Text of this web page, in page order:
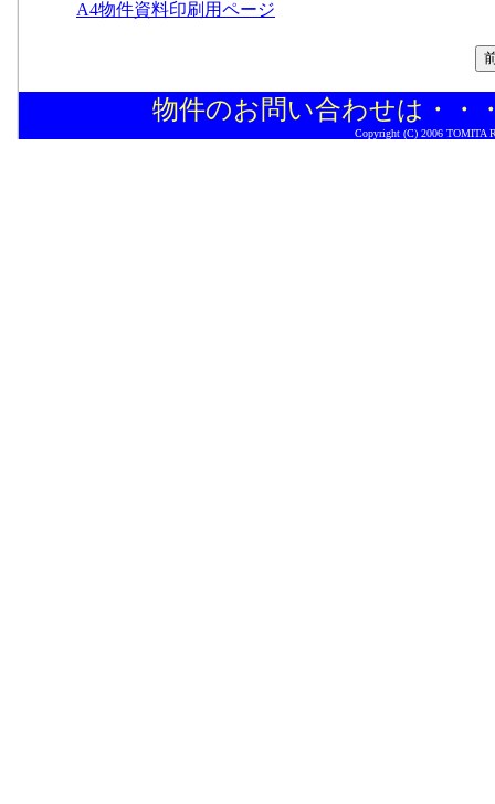
A4物件資料印刷用ページ
物件のお問い合わせは・
Copyright (C) 2006 TOMITA